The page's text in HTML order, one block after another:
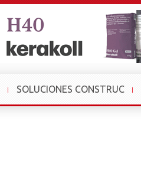
SOLUCIONES CONSTRUC